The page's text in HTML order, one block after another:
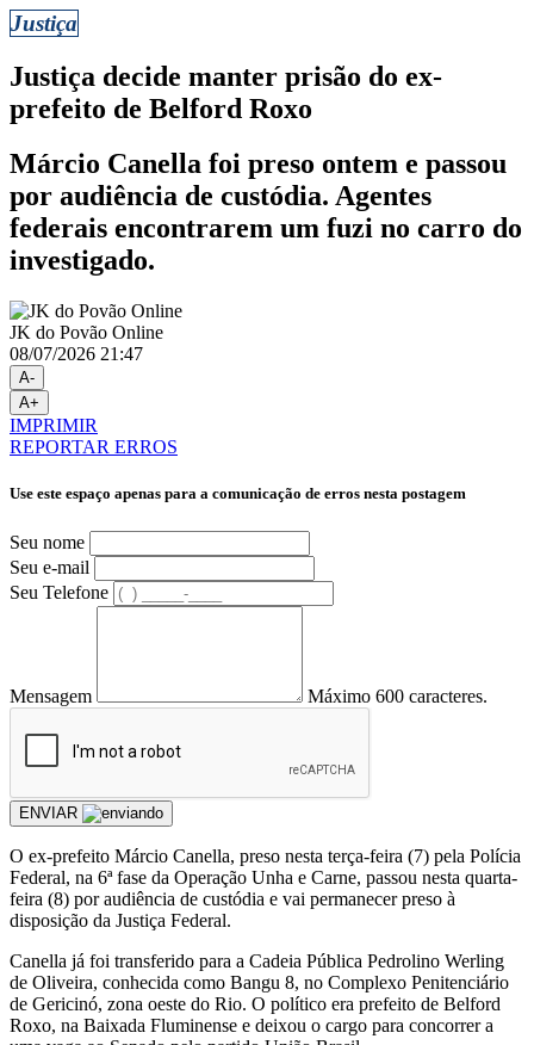
Justiça
Justiça decide manter prisão do ex-
prefeito de Belford Roxo
Márcio Canella foi preso ontem e passou
por audiência de custódia. Agentes
federais encontrarem um fuzi no carro do
investigado.
JK do Povão Online
08/07/2026 21:47
A-
A+
IMPRIMIR
REPORTAR ERROS
Use este espaço apenas para a comunicação de erros nesta postagem
Seu nome
Seu e-mail
Seu Telefone
Mensagem Máximo 600 caracteres.
ENVIAR
O ex-prefeito Márcio Canella, preso nesta terça-feira (7) pela Polícia
Federal, na 6ª fase da Operação Unha e Carne, passou nesta quarta-
feira (8) por audiência de custódia e vai permanecer preso à
disposição da Justiça Federal.
Canella já foi transferido para a Cadeia Pública Pedrolino Werling
de Oliveira, conhecida como Bangu 8, no Complexo Penitenciário
de Gericinó, zona oeste do Rio. O político era prefeito de Belford
Roxo, na Baixada Fluminense e deixou o cargo para concorrer a